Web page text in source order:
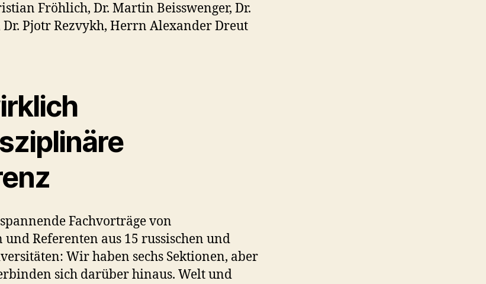
Fröhlich, Dr. Martin Beisswenger, Dr.
Dr. Pjotr Rezvykh, Herrn Alexander Dreut
Fachvorträge von
Referenten aus 15 russischen und
Wir haben sechs Sektionen, aber
sich darüber hinaus. Welt und